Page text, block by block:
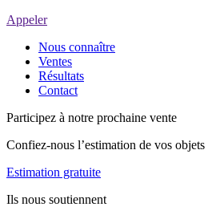
Appeler
Nous connaître
Ventes
Résultats
Contact
Participez à notre prochaine vente
Confiez-nous l’estimation de vos objets
Estimation gratuite
Ils nous soutiennent